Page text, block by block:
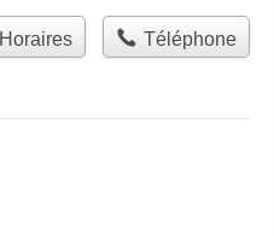
Horaires Téléphone